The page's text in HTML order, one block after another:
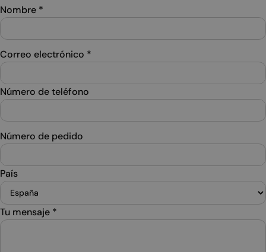
Nombre *
Correo electrónico *
Número de teléfono
Número de pedido
País
Tu mensaje *